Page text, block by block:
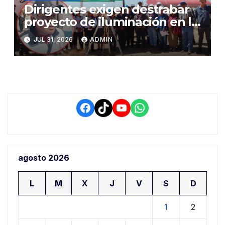
Dirigentes exigen destrabar
proyecto de iluminación en la
salida a Puno y alertan por
demora que pone en riesgo a
conductores
JUL 31, 2026 ADMIN
Facebook
TikTokYouTube
WhatsApp
agosto 2026
L M X J V S D
1 2